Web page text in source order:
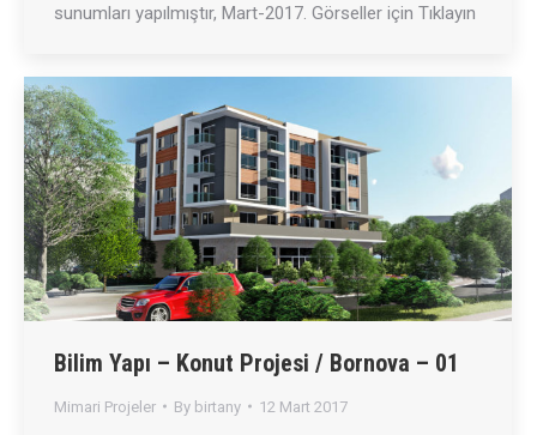
sunumları yapılmıştır, Mart-2017. Görseller için Tıklayın
Bilim Yapı – Konut Projesi / Bornova – 01
Mimari Projeler By birtany 12 Mart 2017